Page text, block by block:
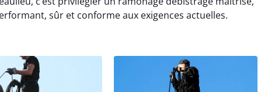
sûr et conforme aux exigences actuelles.